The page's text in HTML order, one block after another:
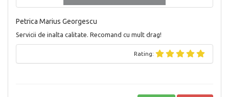
Petrica Marius Georgescu
Servicii de inalta calitate. Recomand cu mult drag!
Rating: